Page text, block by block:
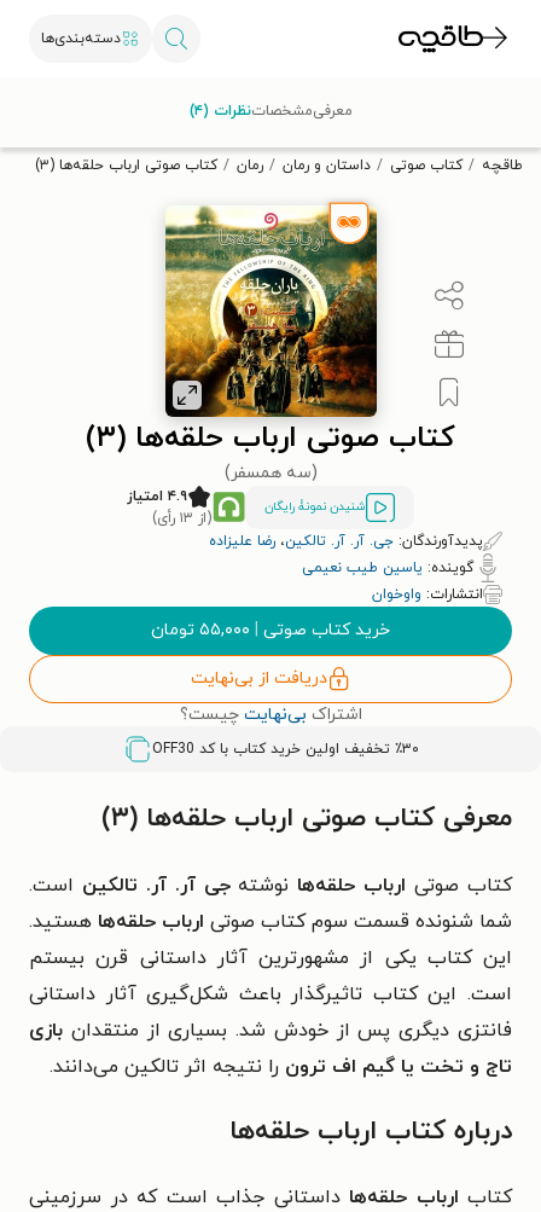
دسته‌بندی‌ها
تخفیف از طاقچه دریافت کن.
طاقچه کتاب صوتی داستان و رمان رمان کتاب صوتی ارباب حلقه‌ها (۳)
کتاب صوتی ارباب حلقه‌ها (۳)
(سه همسفر)
شنیدن نمونۀ رایگان
۴.۹ امتیاز
(از ۱۳ رأی)
پدیدآورندگان: جی. آر. آر. تالکین، رضا علیزاده
گوینده: یاسین طیب نعیمی
انتشارات: واوخوان
خرید کتاب صوتی | ۵۵,۰۰۰ تومان
دریافت از بی‌نهایت
اشتراک بی‌نهایت چیست؟
٪۳۰ تخفیف اولین خرید کتاب با کد OFF30
معرفیمشخصاتنظرات (۴)
معرفی کتاب صوتی ارباب حلقه‌ها (۳)
کتاب صوتی ارباب حلقه‌ها نوشتهجی آر. آر. تالکین است.
شما شنونده قسمت سوم کتاب صوتی ارباب حلقه‌ها هستید.
این کتاب یکی از مشهورترین آثار داستانی قرن بیستم
است. این کتاب تاثیرگذار باعث شکل‌گیری آثار داستانی
فانتزی دیگری پس از خودش شد. بسیاری از منتقدان بازی
تاج و تخت یا گیم اف ترون را نتیجه اثر تالکین می‌دانند.
درباره کتاب ارباب حلقه‌ها
کتاب ارباب حلقه‌هاداستانی جذاب است که در سرزمینی